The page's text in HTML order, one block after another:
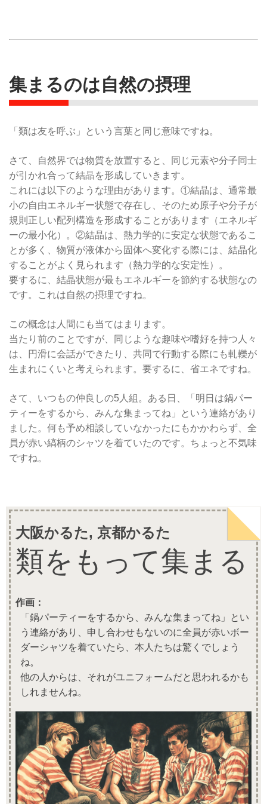
集まるのは自然の摂理
「類は友を呼ぶ」という言葉と同じ意味ですね。
さて、自然界では物質を放置すると、同じ元素や分子同士
が引かれ合って結晶を形成していきます。
これには以下のような理由があります。①結晶は、通常最
小の自由エネルギー状態で存在し、そのため原子や分子が
規則正しい配列構造を形成することがあります（エネルギ
ーの最小化）。②結晶は、熱力学的に安定な状態であるこ
とが多く、物質が液体から固体へ変化する際には、結晶化
することがよく見られます（熱力学的な安定性）。
要するに、結晶状態が最もエネルギーを節約する状態なの
です。これは自然の摂理ですね。
この概念は人間にも当てはまります。
当たり前のことですが、同じような趣味や嗜好を持つ人々
は、円滑に会話ができたり、共同で行動する際にも軋轢が
生まれにくいと考えられます。要するに、省エネですね。
さて、いつもの仲良しの5人組。ある日、「明日は鍋パー
ティーをするから、みんな集まってね」という連絡があり
ました。何も予め相談していなかったにもかかわらず、全
員が赤い縞柄のシャツを着ていたのです。ちょっと不気味
ですね。
大阪かるた, 京都かるた
類をもって集まる
作画：
「鍋パーティーをするから、みんな集まってね」とい
う連絡があり、申し合わせもないのに全員が赤いボー
ダーシャツを着ていたら、本人たちは驚くでしょう
ね。
他の人からは、それがユニフォームだと思われるかも
しれませんね。